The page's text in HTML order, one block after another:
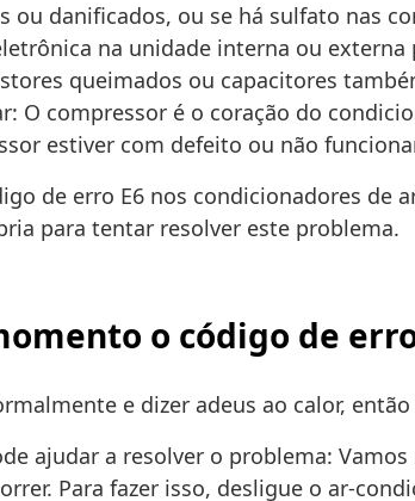
ou danificados, ou se há sulfato nas
na unidade interna ou
queimados ou capacitores
O compressor é o coração do
estiver com defeito ou não
de erro E6 nos condicionadores de
para tentar resolver este problema.
o código de
e dizer adeus ao calor,
ajudar a resolver o problema:
Para fazer isso, desligue o ar-